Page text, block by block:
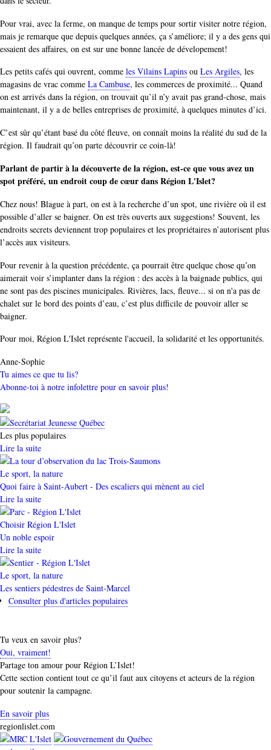
Pour vrai, avec la ferme, on manque de temps pour sortir visiter notre région,
mais je remarque que depuis quelques années, ça s’améliore; il y a des gens qui
essaient des affaires, on est sur une bonne lancée de dévelopement!
Les petits cafés qui ouvrent, comme les Vilains Lapins ou Les Argiles, les
magasins de vrac comme La Cambuse, les commerces de proximité... Quand
on est arrivés dans la région, on trouvait qu’il n’y avait pas grand-chose, mais
maintenant, il y a de belles entreprises de proximité, à quelques minutes d’ici.
C’est sûr qu’étant basé du côté fleuve, on connaît moins la réalité du sud de la
région. Il faudrait qu’on parte découvrir ce coin-là!
Parlant de partir à la découverte de la région, est-ce que vous avez un
spot préféré, un endroit coup de cœur dans Région L'Islet?
Chez nous! Blague à part, on est à la recherche d’un spot, une rivière où il est
possible d’aller se baigner. On est très ouverts aux suggestions! Souvent, les
endroits secrets deviennent trop populaires et les propriétaires n’autorisent plus
l’accès aux visiteurs.
Pour revenir à la question précédente, ça pourrait être quelque chose qu’on
aimerait voir s’implanter dans la région : des accès à la baignade publics, qui
ne sont pas des piscines municipales. Rivières, lacs, fleuve... si on n'a pas de
chalet sur le bord des points d’eau, c’est plus difficile de pouvoir aller se
baigner.
Pour moi, Région L'Islet représente l'accueil, la solidarité et les opportunités.
Auteur
Anne-Sophie
Tu aimes ce que tu lis?
Abonne-toi à notre infolettre pour en savoir plus!
Les plus populaires
Lire la suite
Catégorie
Le sport, la nature
Quoi faire à Saint-Aubert - Des escaliers qui mènent au ciel
Lire la suite
Catégorie
Choisir Région L'Islet
Un noble espoir
Lire la suite
Catégorie
Le sport, la nature
Les sentiers pédestres de Saint-Marcel
Consulter plus d'articles populaires
Tu veux en savoir plus?
Oui, vraiment!
Partage ton amour pour Région L’Islet!
Cette section contient tout ce qu’il faut aux citoyens et acteurs de la région
pour soutenir la campagne.
En savoir plus
regionlislet.com